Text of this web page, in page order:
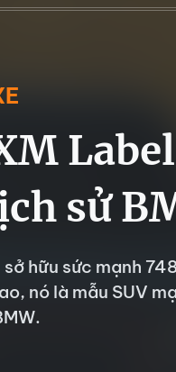
sử
hữu sức mạnh
nó là mẫu SUV